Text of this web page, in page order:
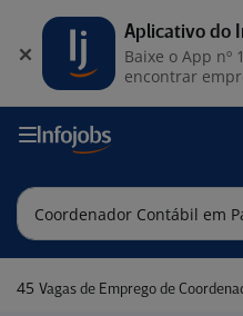
45 Vagas de Emprego de
Aplicativo do
Baixe o App nº
encontrar